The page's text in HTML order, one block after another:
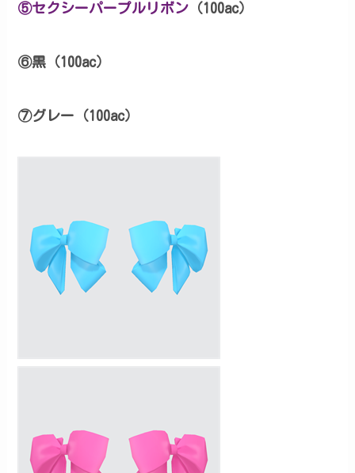
⑤セクシーパープルリボン （100ac）
⑥黒（100ac）
⑦グレー（100ac）